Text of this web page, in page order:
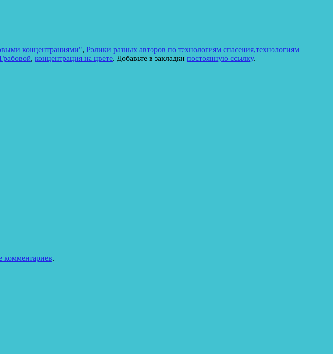
концентрациями", Ролики разных авторов по технологиям спасения,технологиям
, концентрация на цвете. Добавьте в закладки постоянную ссылку.
комментариев.